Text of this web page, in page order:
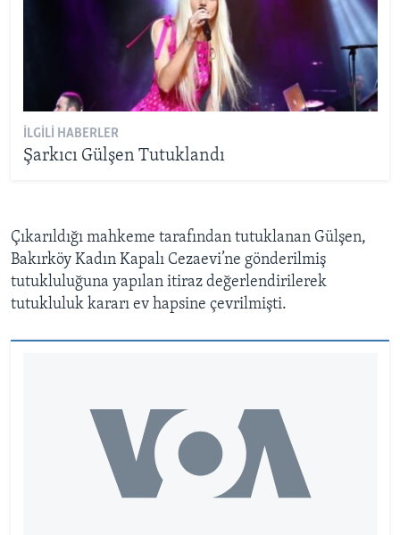
İLGILI HABERLER
Şarkıcı Gülşen Tutuklandı
Çıkarıldığı mahkeme tarafından tutuklanan Gülşen,
Bakırköy Kadın Kapalı Cezaevi’ne gönderilmiş
tutukluluğuna yapılan itiraz değerlendirilerek
tutukluluk kararı ev hapsine çevrilmişti.